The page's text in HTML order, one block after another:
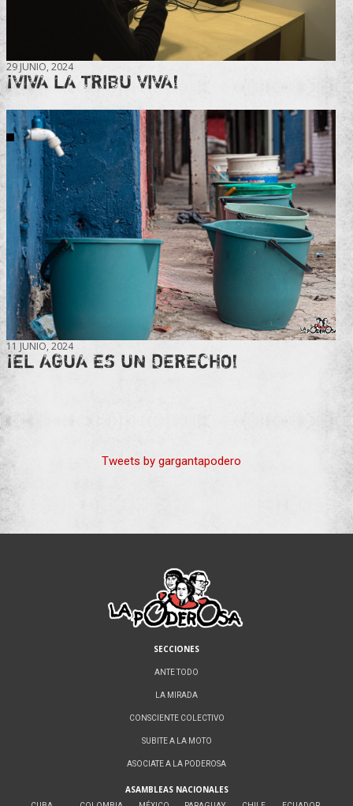
29 JUNIO, 2024
¡VIVA LA TRIBU VIVA!
11 JUNIO, 2024
¡EL AGUA ES UN DERECHO!
Tweets by gargantapodero
SECCIONES
ANTE TODO
LA MIRADA
CONSCIENTE COLECTIVO
SUBITE A LA MOTO
ASOCIATE A LA PODEROSA
ASAMBLEAS NACIONALES